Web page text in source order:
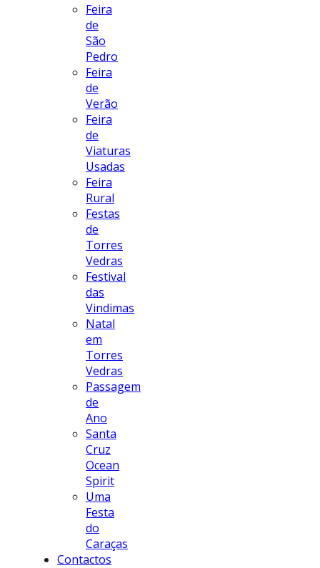
Feira
de
São
Pedro
Feira
de
Verão
Feira
de
Viaturas
Usadas
Feira
Rural
Festas
de
Torres
Vedras
Festival
das
Vindimas
Natal
em
Torres
Vedras
Passagem
de
Ano
Santa
Cruz
Ocean
Spirit
Uma
Festa
do
Caraças
Contactos